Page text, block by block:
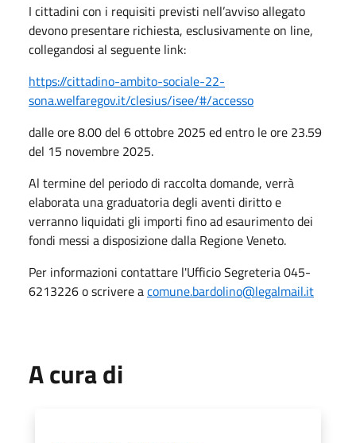
I cittadini con i requisiti previsti nell’avviso allegato
devono presentare richiesta, esclusivamente on line,
collegandosi al seguente link:
https://cittadino-ambito-sociale-22-
sona.welfaregov.it/clesius/isee/#/accesso
dalle ore 8.00 del 6 ottobre 2025 ed entro le ore 23.59
del 15 novembre 2025.
Al termine del periodo di raccolta domande, verrà
elaborata una graduatoria degli aventi diritto e
verranno liquidati gli importi fino ad esaurimento dei
fondi messi a disposizione dalla Regione Veneto.
Per informazioni contattare l'Ufficio Segreteria 045-
6213226 o scrivere acomune.bardolino@legalmail.it
A cura di